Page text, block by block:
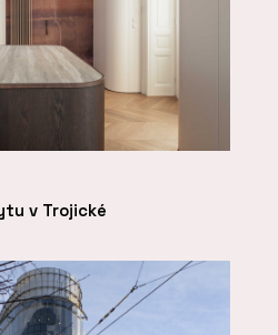
v Trojické